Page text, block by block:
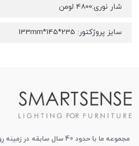
شار نوری:4800 لومن
سایز پروژکتور: 235*145*133mm
مجموعه ما با حدود 40 سال